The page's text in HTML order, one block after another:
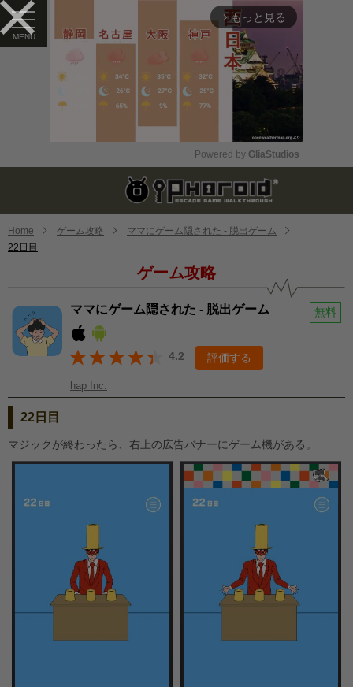
arrow_forward_ios もっと見る
Mute
Powered by GliaStudios
Home ゲーム攻略
ママにゲーム隠された - 脱出ゲーム
22日目
ゲーム攻略
ママにゲーム隠された - 脱出ゲーム 無料
4.2 評価する
hap Inc.
22日目
マジックが終わったら、右上の広告バナーにゲーム機がある。